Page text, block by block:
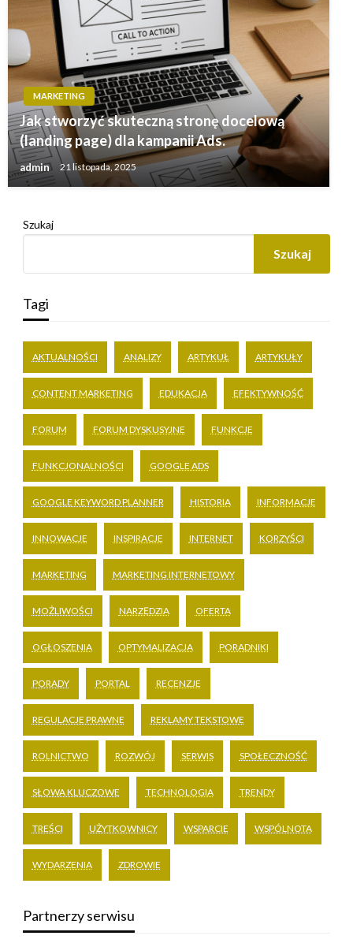
MARKETING
Jak stworzyć skuteczną stronę docelową
(landing page) dla kampanii Ads.
admin 21 listopada, 2025
Szukaj
Szukaj
Tagi
AKTUALNOŚCI ANALIZY ARTYKUŁ ARTYKUŁY
CONTENT MARKETING EDUKACJA EFEKTYWNOŚĆ
FORUM FORUM DYSKUSYJNE FUNKCJE
FUNKCJONALNOŚCI GOOGLE ADS
GOOGLE KEYWORD PLANNER HISTORIA INFORMACJE
INNOWACJE INSPIRACJE INTERNET KORZYŚCI
MARKETING MARKETING INTERNETOWY
MOŻLIWOŚCI NARZĘDZIA OFERTA
OGŁOSZENIA OPTYMALIZACJA PORADNIKI
PORADY PORTAL RECENZJE
REGULACJE PRAWNE REKLAMY TEKSTOWE
ROLNICTWO ROZWÓJ SERWIS SPOŁECZNOŚĆ
SŁOWA KLUCZOWE TECHNOLOGIA TRENDY
TREŚCI UŻYTKOWNICY WSPARCIE WSPÓLNOTA
WYDARZENIA ZDROWIE
Partnerzy serwisu